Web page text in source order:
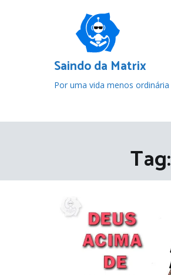
Saindo da Matrix
Por uma vida menos ordinária
Tag: